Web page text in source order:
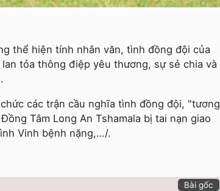
thể hiện tính nhân văn, tình đồng đội của
tỏa thông điệp yêu thương, sự sẻ chia và
các trận cầu nghĩa tình đồng đội, "tương
Tâm Long An Tshamala bị tai nạn giao
Vinh bệnh nặng,…/.
Bài gốc